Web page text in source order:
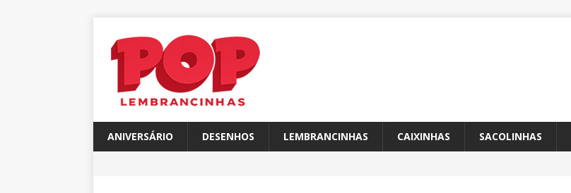
ANIVERSÁRIO DESENHOS LEMBRANCINHAS CAIXINHAS SACOLINHAS